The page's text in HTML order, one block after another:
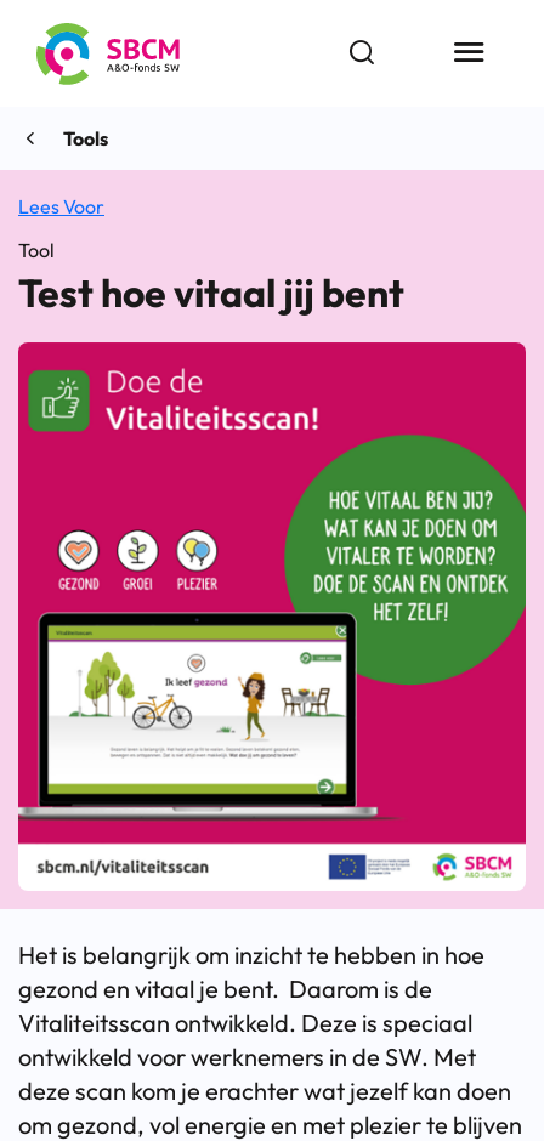
inhoud
Open zoekbalk
Menu
Tools
Lees Voor
Tool
Test hoe vitaal jij bent
Het is belangrijk om inzicht te hebben in hoe
gezond en vitaal je bent. Daarom is de
Vitaliteitsscan ontwikkeld. Deze is speciaal
ontwikkeld voor werknemers in de SW. Met
deze scan kom je erachter wat jezelf kan doen
om gezond, vol energie en met plezier te blijven